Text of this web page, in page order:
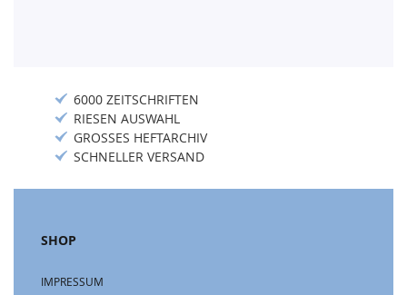
6000 ZEITSCHRIFTEN
RIESEN AUSWAHL
GROSSES HEFTARCHIV
SCHNELLER VERSAND
SHOP
IMPRESSUM